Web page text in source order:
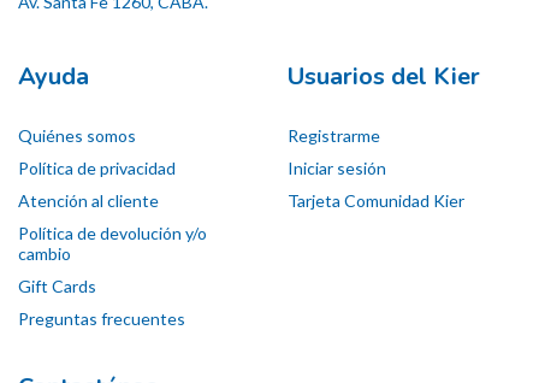
Ayuda
Quiénes somos
Política de privacidad
Atención al cliente
Política de devolución y/o
cambio
Gift Cards
Preguntas frecuentes
Usuarios del Kier
Registrarme
Iniciar sesión
Tarjeta Comunidad Kier